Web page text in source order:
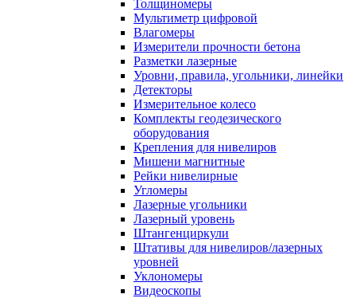
Толщиномеры
Мультиметр цифровой
Влагомеры
Измерители прочности бетона
Разметки лазерные
Уровни, правила, угольники, линейки
Детекторы
Измерительное колесо
Комплекты геодезического
оборудования
Крепления для нивелиров
Мишени магнитные
Рейки нивелирные
Угломеры
Лазерные угольники
Лазерный уровень
Штангенциркули
Штативы для нивелиров/лазерных
уровней
Уклономеры
Видеоскопы